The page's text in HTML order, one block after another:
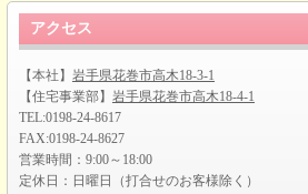
アクセス
【本社】 岩手県花巻市高木18-3-1
【住宅事業部】 岩手県花巻市高木18-4-1
TEL:0198-24-8617
FAX:0198-24-8627
営業時間：9:00～18:00
定休日：日曜日（打合せのお客様除く）